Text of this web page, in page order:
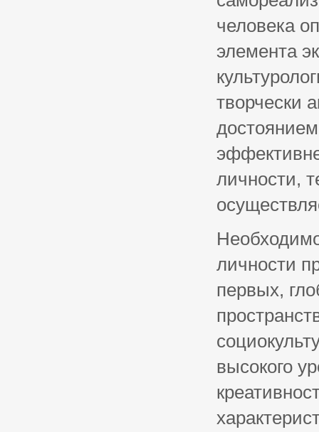
человека
элемента
творчески
личности,
личности
первых,
высокого